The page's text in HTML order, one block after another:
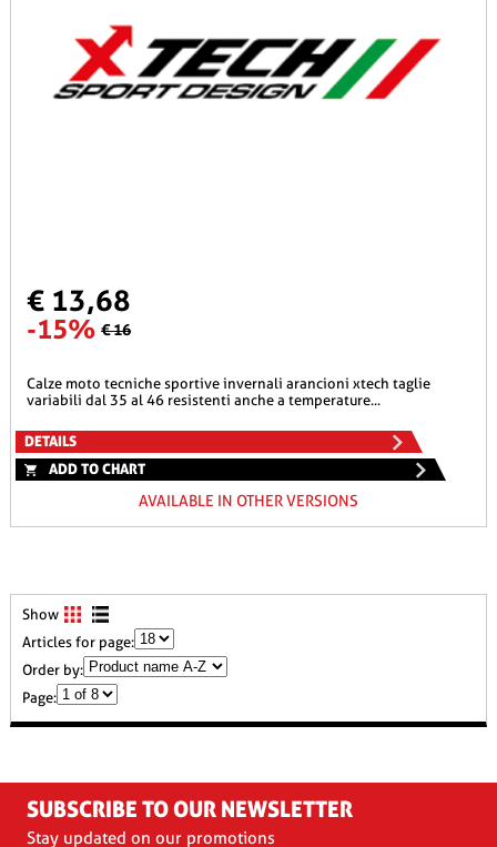
€ 13,68
-15% € 16
calze moto tecniche sportive invernali arancioni xtech taglie
variabili dal 35 al 46 resistenti anche a temperature...
DETAILS
ADD TO CHART
AVAILABLE IN OTHER VERSIONS
Show
Articles for page:
Order by:
Page:
SUBSCRIBE TO OUR NEWSLETTER
Stay updated on our promotions